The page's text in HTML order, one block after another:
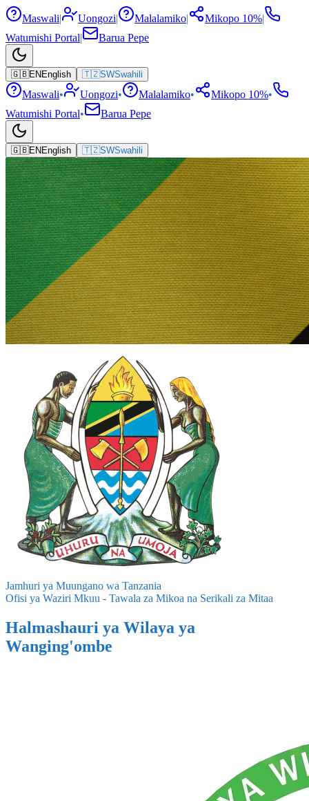
Maswali| Uongozi| Malalamiko| Mikopo 10%|
Watumishi Portal| Barua Pepe
🇬🇧EN English 🇹🇿SWSwahili
Maswali• Uongozi• Malalamiko• Mikopo 10%•
Watumishi Portal• Barua Pepe
🇬🇧EN English 🇹🇿SWSwahili
Jamhuri ya Muungano wa Tanzania
Ofisi ya Waziri Mkuu - Tawala za Mikoa na Serikali za Mitaa
Halmashauri ya Wilaya ya
Wanging'ombe